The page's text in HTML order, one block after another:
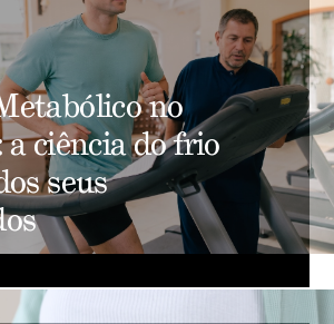
no
a ciência do frio
seus